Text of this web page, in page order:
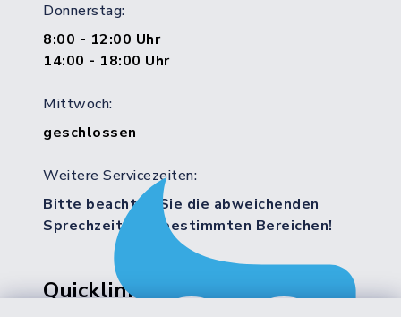
Donnerstag:
8:00 - 12:00 Uhr
14:00 - 18:00 Uhr
Mittwoch:
geschlossen
Weitere Servicezeiten:
Bitte beachten Sie die abweichenden
Sprechzeiten in bestimmten Bereichen!
Quicklinks